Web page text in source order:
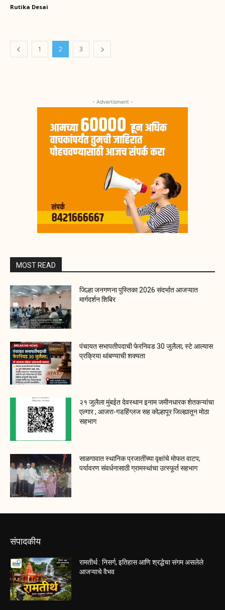
Rutika Desai
1 2 3
- Advertisment -
MOST READ
जिल्हा जनगणना पुस्तिका 2026 संदर्भात आजऱ्यात
मार्गदर्शन शिबिर
पंचायत सभापतीपदाची फेरनिवड 30 जुलैला; स्टे आल्यास
प्रक्रिया थांबण्याची शक्यता
२१ जुलैला मुंबईत देवस्थान इनाम जमीनधारक शेतकऱ्यांचा
एल्गार ; आजरा-गडहिंग्लज सह कोल्हापूर जिल्ह्यातून मोठा
सहभाग
साळगावात स्थानिक प्रजातींच्या वृक्षांचे मोफत वाटप;
पर्यावरण संवर्धनासाठी ग्रामस्थांचा उत्स्फूर्त सहभाग
संपादकीय
रामतीर्थ : निसर्ग, इतिहास आणि श्रद्धेचा संगम असलेले
आजऱ्याचे वैभव